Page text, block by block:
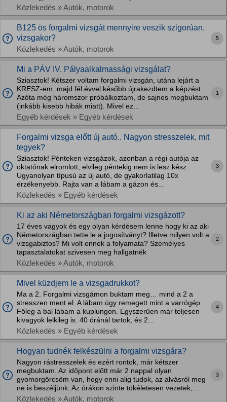
Közlekedés » Autók, motorok
B125 ös forgalmi vizsgát mennyire veszik szigorúan,
vizsgakor?
Közlekedés » Autók, motorok
5
Mi a PÁV IV. Pályaalkalmassági vizsgálat?
Sziasztok! Kétszer voltam forgalmi vizsgán, utána lejárt a
KRESZ-em, majd fél évvel később újrakezdtem a képzést.
Azóta még háromszor próbálkoztam, de sajnos megbuktam
(inkább kisebb hibák miatt). Mivel ez...
Egyéb kérdések » Egyéb kérdések
1
Forgalmi vizsga előtt új autó.. Nagyon stresszelek, mit
tegyek?
Sziasztok! Pénteken vizsgázok, azonban a régi autója az
oktatónak elromlott, elvileg péntekig nem is lesz kész.
Ugyanolyan típusú az új autó, de gyakorlatilag 10x
érzékenyebb. Rajta van a lábam a gázon és...
Közlekedés » Egyéb kérdések
3
Ki az aki Németországban forgalmi vizsgázott?
17 éves vagyok és egy olyan kérdésem lenne hogy ki az aki
Németországban tette le a jogosítványt? Illetve milyen volt a
vizsgabiztos? Mi volt ennek a folyamata? Személyes
tapasztalatokat szivesen meg hallgatnék
Közlekedés » Autók, motorok
2
Mivel küzdjem le a vizsgadrukkot?
Ma a 2. Forgalmi vizsgámon buktam meg… mind a 2 a
stresszen ment el. A lábam úgy remegett mint a varrógép.
Főleg a bal lábam a kuplungon. Egyszerűen már teljesen
kivagyok lelkileg is. 40 óránál tartok, és 2...
Közlekedés » Egyéb kérdések
4
Hogyan tudnék felkészülni a forgalmi vizsgára?
Nagyon rástresszelek és ezért rontok, már kétszer
megbuktam. Az időpont előtt már 2 nappal olyan
gyomorgörcsöm van, hogy enni alig tudok, az alvásról meg
ne is beszéljünk. Az órákon szinte tökéletesen vezetek,...
Közlekedés » Autók, motorok
3